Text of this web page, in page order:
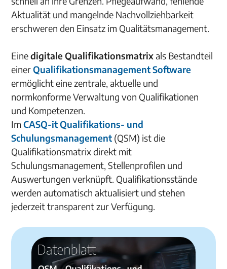
Aktualität und mangelnde Nachvollziehbarkeit
erschweren den Einsatz im Qualitätsmanagement.
Einedigitale Qualifikationsmatrixals Bestandteil
einerQualifikationsmanagement Software
ermöglicht eine zentrale, aktuelle und
normkonforme Verwaltung von Qualifikationen
und Kompetenzen.
ImCASQ-it Qualifikations- und
Schulungsmanagement (QSM) ist die
Qualifikationsmatrix direkt mit
Schulungsmanagement, Stellenprofilen und
Auswertungen verknüpft. Qualifikationsstände
werden automatisch aktualisiert und stehen
jederzeit transparent zur Verfügung.